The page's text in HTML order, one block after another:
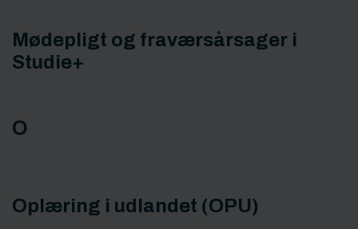
Mødepligt og fraværsårsager i
Studie+
O
Oplæring i udlandet (OPU)